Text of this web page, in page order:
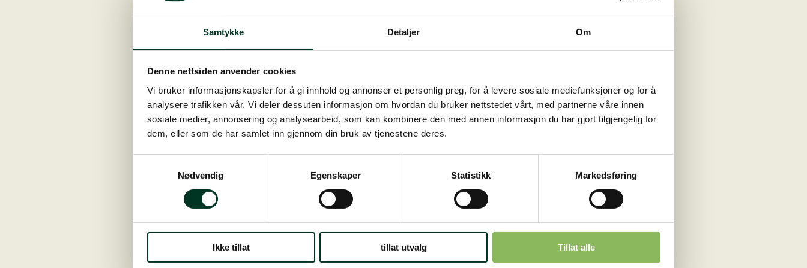
Samtykke Detaljer Om
Denne nettsiden anvender cookies
Vi bruker informasjonskapsler for å gi innhold og annonser et personlig preg, for å levere sosiale mediefunksjoner og for å
analysere trafikken vår. Vi deler dessuten informasjon om hvordan du bruker nettstedet vårt, med partnerne våre innen
sosiale medier, annonsering og analysearbeid, som kan kombinere den med annen informasjon du har gjort tilgjengelig for
dem, eller som de har samlet inn gjennom din bruk av tjenestene deres.
Nødvendig
Egenskaper Statistikk Markedsføring
Ikke tillat tillat utvalg Tillat alle